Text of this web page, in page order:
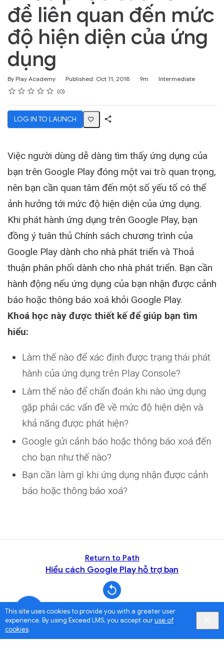
This site uses cookies to provide you with a greater user
experience. By using Exceed LMS, you accept ouruse of
cookies.
đề liên quan đến mức
độ hiện diện của ứng
dụng
By Play Academy Published: Oct 11, 2018
Duration 9m
Difficulty
Intermediate
Rating
1 star
2 stars
3 stars
4 stars
5 stars
Average rating: 4.2 0
No reviews
LOG IN TO LAUNCH
Việc người dùng dễ dàng tìm thấy ứng dụng của
bạn trên Google Play đóng một vai trò quan trọng,
nên bạn cần quan tâm đến một số yếu tố có thể
ảnh hưởng tới mức độ hiện diện của ứng dụng.
Khi phát hành ứng dụng trên Google Play, bạn
đồng ý tuân thủ Chính sách chương trình của
Google Play dành cho nhà phát triển và Thoả
thuận phân phối dành cho nhà phát triển. Bạn cần
hành động nếu ứng dụng của bạn nhận được cảnh
báo hoặc thông báo xoá khỏi Google Play.
Khoá học này được thiết kế để giúp bạn tìm
hiểu:
Làm thế nào để xác định được trạng thái phát
hành của ứng dụng trên Play Console?
Làm thế nào để chẩn đoán khi nào ứng dụng
gặp phải các vấn đề về mức độ hiện diện và
khả năng được phát hiện?
Google gửi cảnh báo hoặc thông báo xoá đến
cho bạn như thế nào?
Bạn cần làm gì khi ứng dụng nhận được cảnh
báo hoặc thông báo xoá?
Return to Path
Hiểu cách Google Play hỗ trợ bạn